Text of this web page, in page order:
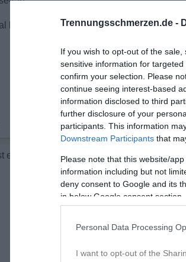
Trennungsschmerzen.de -
If you wish to opt-out of the
sensitive information for
confirm your selection. Please
continue seeing interest-based
information disclosed to third
further disclosure of your
participants. This information
Downstream Participants that
Please note that this website/
information including but not
deny consent to Google and its
in below Google consent section.
Personal Data Processing
I want to opt-out of the
Ich verspüre keine Lust mehr
es ändern